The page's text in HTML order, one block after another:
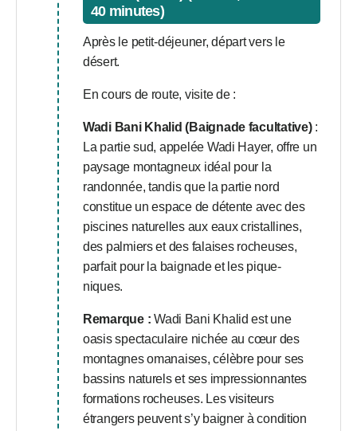
40 minutes)
Après le petit-déjeuner, départ vers le
désert.
En cours de route, visite de :
Wadi Bani Khalid (Baignade facultative):
La partie sud, appelée Wadi Hayer, offre un
paysage montagneux idéal pour la
randonnée, tandis que la partie nord
constitue un espace de détente avec des
piscines naturelles aux eaux cristallines,
des palmiers et des falaises rocheuses,
parfait pour la baignade et les pique-
niques.
Remarque : Wadi Bani Khalid est une
oasis spectaculaire nichée au cœur des
montagnes omanaises, célèbre pour ses
bassins naturels et ses impressionnantes
formations rocheuses. Les visiteurs
étrangers peuvent s’y baigner à condition